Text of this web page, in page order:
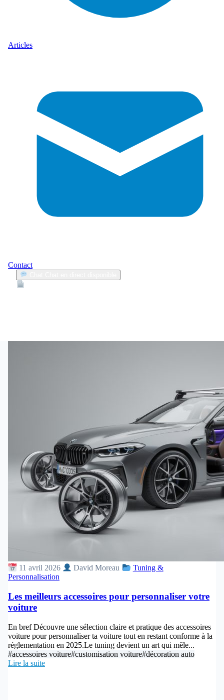
Articles
Contact
11 avril 2026 David Moreau
Tuning &
Personnalisation
Les meilleurs accessoires pour personnaliser votre
voiture
En bref Découvre une sélection claire et pratique des accessoires
voiture pour personnaliser ta voiture tout en restant conforme à la
réglementation en 2025.Le tuning devient un art qui mêle...
#accessoires voiture#customisation voiture#décoration auto
Lire la suite